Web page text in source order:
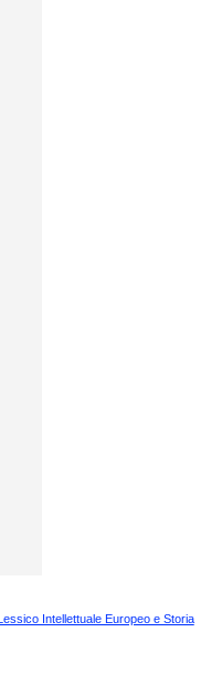
Intellettuale Europeo e Storia